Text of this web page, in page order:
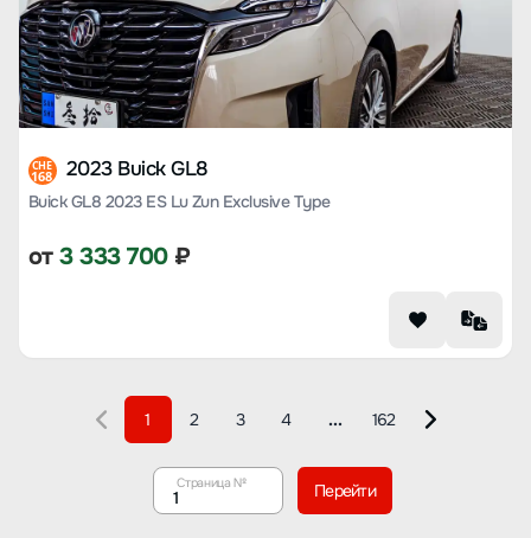
CHE
168 2023 Buick GL8
Buick GL8 2023 ES Lu Zun Exclusive Type
от3 333 700₽
Назад1 2 3 4 ... 162 Вперед
Cтраница № Перейти